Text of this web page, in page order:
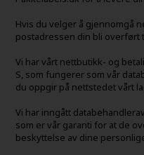
Hvis du velger å gjennomgå
postadressen din bli overført
Vi har vårt nettbutikk- og
S, som fungerer som vår
du oppgir på nettstedet vårt
Vi har inngått
som er vår garanti for at de
beskyttelse av dine